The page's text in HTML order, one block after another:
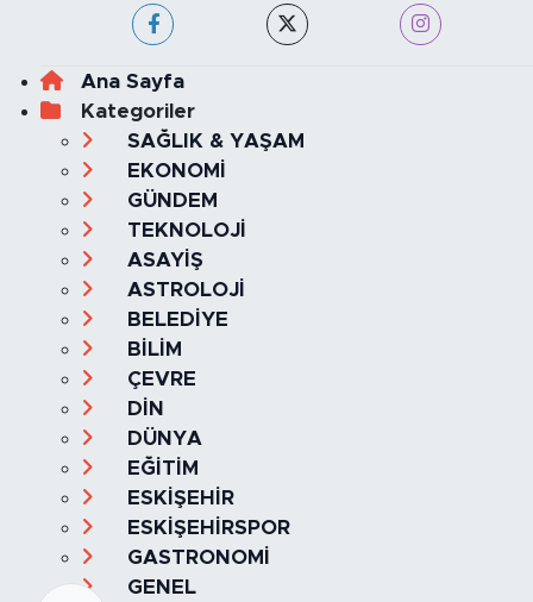
Ana Sayfa
Kategoriler
SAĞLIK & YAŞAM
EKONOMİ
GÜNDEM
TEKNOLOJİ
ASAYİŞ
ASTROLOJİ
BELEDİYE
BİLİM
ÇEVRE
DİN
DÜNYA
EĞİTİM
ESKİŞEHİR
ESKİŞEHİRSPOR
GASTRONOMİ
GENEL